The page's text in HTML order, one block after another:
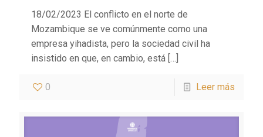
18/02/2023 El conflicto en el norte de
Mozambique se ve comúnmente como una
empresa yihadista, pero la sociedad civil ha
insistido en que, en cambio, está […]
0 Leer más